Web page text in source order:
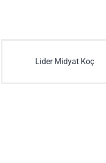
Lider Midyat Koç